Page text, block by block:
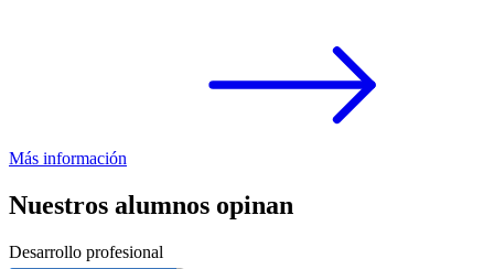
Más información
Nuestros alumnos opinan
Desarrollo profesional